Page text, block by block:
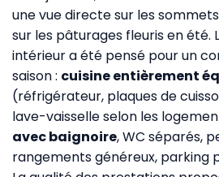
une vue directe sur les
sur les pâturages fleuris en été.
intérieur a été pensé pour un
saison : cuisine entièrement
(réfrigérateur, plaques de
lave-vaisselle selon les
avec baignoire, WC séparés,
rangements généreux, parking